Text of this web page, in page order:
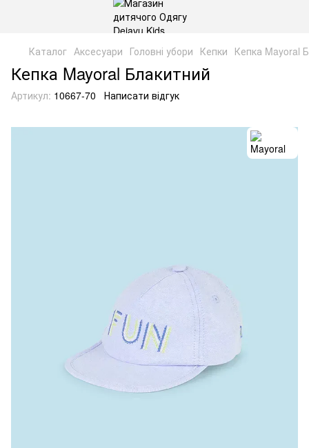
Каталог Аксесуари Головні убори Кепки Кепка Mayoral
Кепка Mayoral Блакитний
Артикул: 10667-70 Написати відгук